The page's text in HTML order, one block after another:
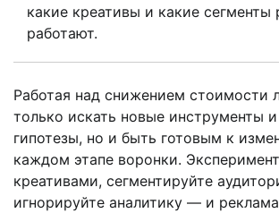
какие креативы и какие сегменты
работают.
Работая над снижением стоимости
только искать новые инструменты
гипотезы, но и быть готовым к
каждом этапе воронки.
креативами, сегментируйте
игнорируйте аналитику — и